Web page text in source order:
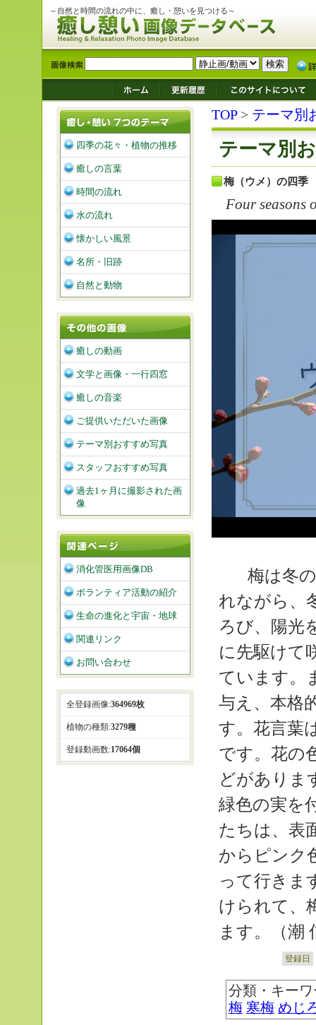
～自然と時間の流れの中に、癒し・憩いを見つける～
TOP> テーマ別
テーマ別
梅（ウメ）の四季
Four seasons
梅は冬の
れながら、
ろび、陽光
に先駆けて
ています。
与え、本格
す。花言葉
です。花の
どがありま
緑色の実を
たちは、表
からピンク
って行きま
けられて、
ます。（潮
登録日
分類・キー
梅 寒梅 めじ
四季の花々・植物の推移
癒しの言葉
時間の流れ
水の流れ
懐かしい風景
名所・旧跡
自然と動物
癒しの動画
文学と画像・一行四窓
癒しの音楽
ご提供いただいた画像
テーマ別おすすめ写真
スタッフおすすめ写真
過去1ヶ月に撮影された画
像
消化管医用画像DB
ボランティア活動の紹介
生命の進化と宇宙・地球
関連リンク
お問い合わせ
全登録画像:364969枚
植物の種類:3279種
登録動画数:17064個